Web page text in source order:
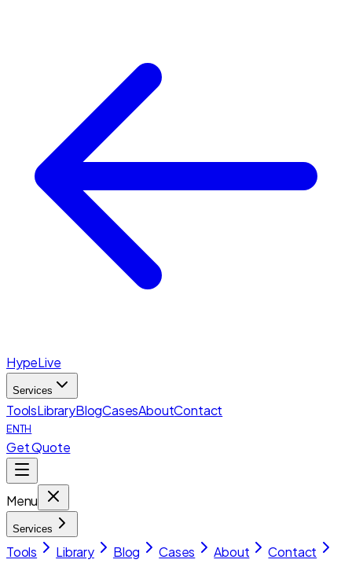
HypeLive
Services
ToolsLibraryBlogCasesAboutContact
ENTH
Get Quote
Menu
Services
Tools Library Blog Cases About Contact